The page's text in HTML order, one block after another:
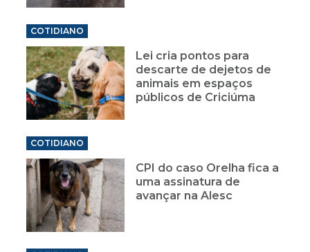
COTIDIANO
Lei cria pontos para
descarte de dejetos de
animais em espaços
públicos de Criciúma
COTIDIANO
CPI do caso Orelha fica a
uma assinatura de
avançar na Alesc